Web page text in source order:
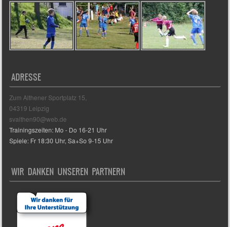
ADRESSE
Zum Althener Sportplatz 15,
04319 Leipzig
svalthen90@web.de
Trainingszeiten: Mo - Do 16-21 Uhr
Spiele: Fr 18:30 Uhr, Sa+So 9-15 Uhr
WIR DANKEN UNSEREN PARTNERN